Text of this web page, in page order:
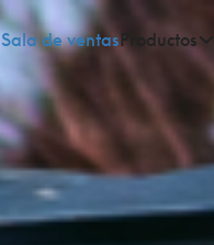
Sala de ventasProductos